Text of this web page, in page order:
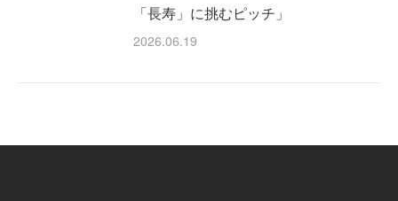
「長寿」に挑むピッチ」
2026.06.19